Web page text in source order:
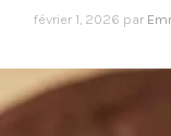
février 1, 2026 par